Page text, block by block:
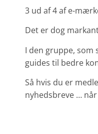
3 ud af 4 af e-
Det er dog
I den gruppe, som
guides til bedre
Så hvis du er
nyhedsbreve …